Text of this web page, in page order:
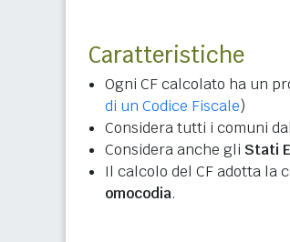
Caratteristiche
Ogni CF calcolato ha un
di un Codice Fiscale)
Considera tutti i comuni dal
Considera anche gli Stati
Il calcolo del CF adotta la
omocodia.